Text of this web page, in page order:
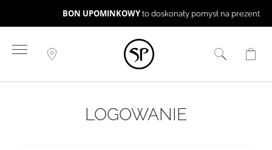
BON UPOMINKOWYto doskonały pomysł na prezent ☻
do
treści
LOGOWANIE